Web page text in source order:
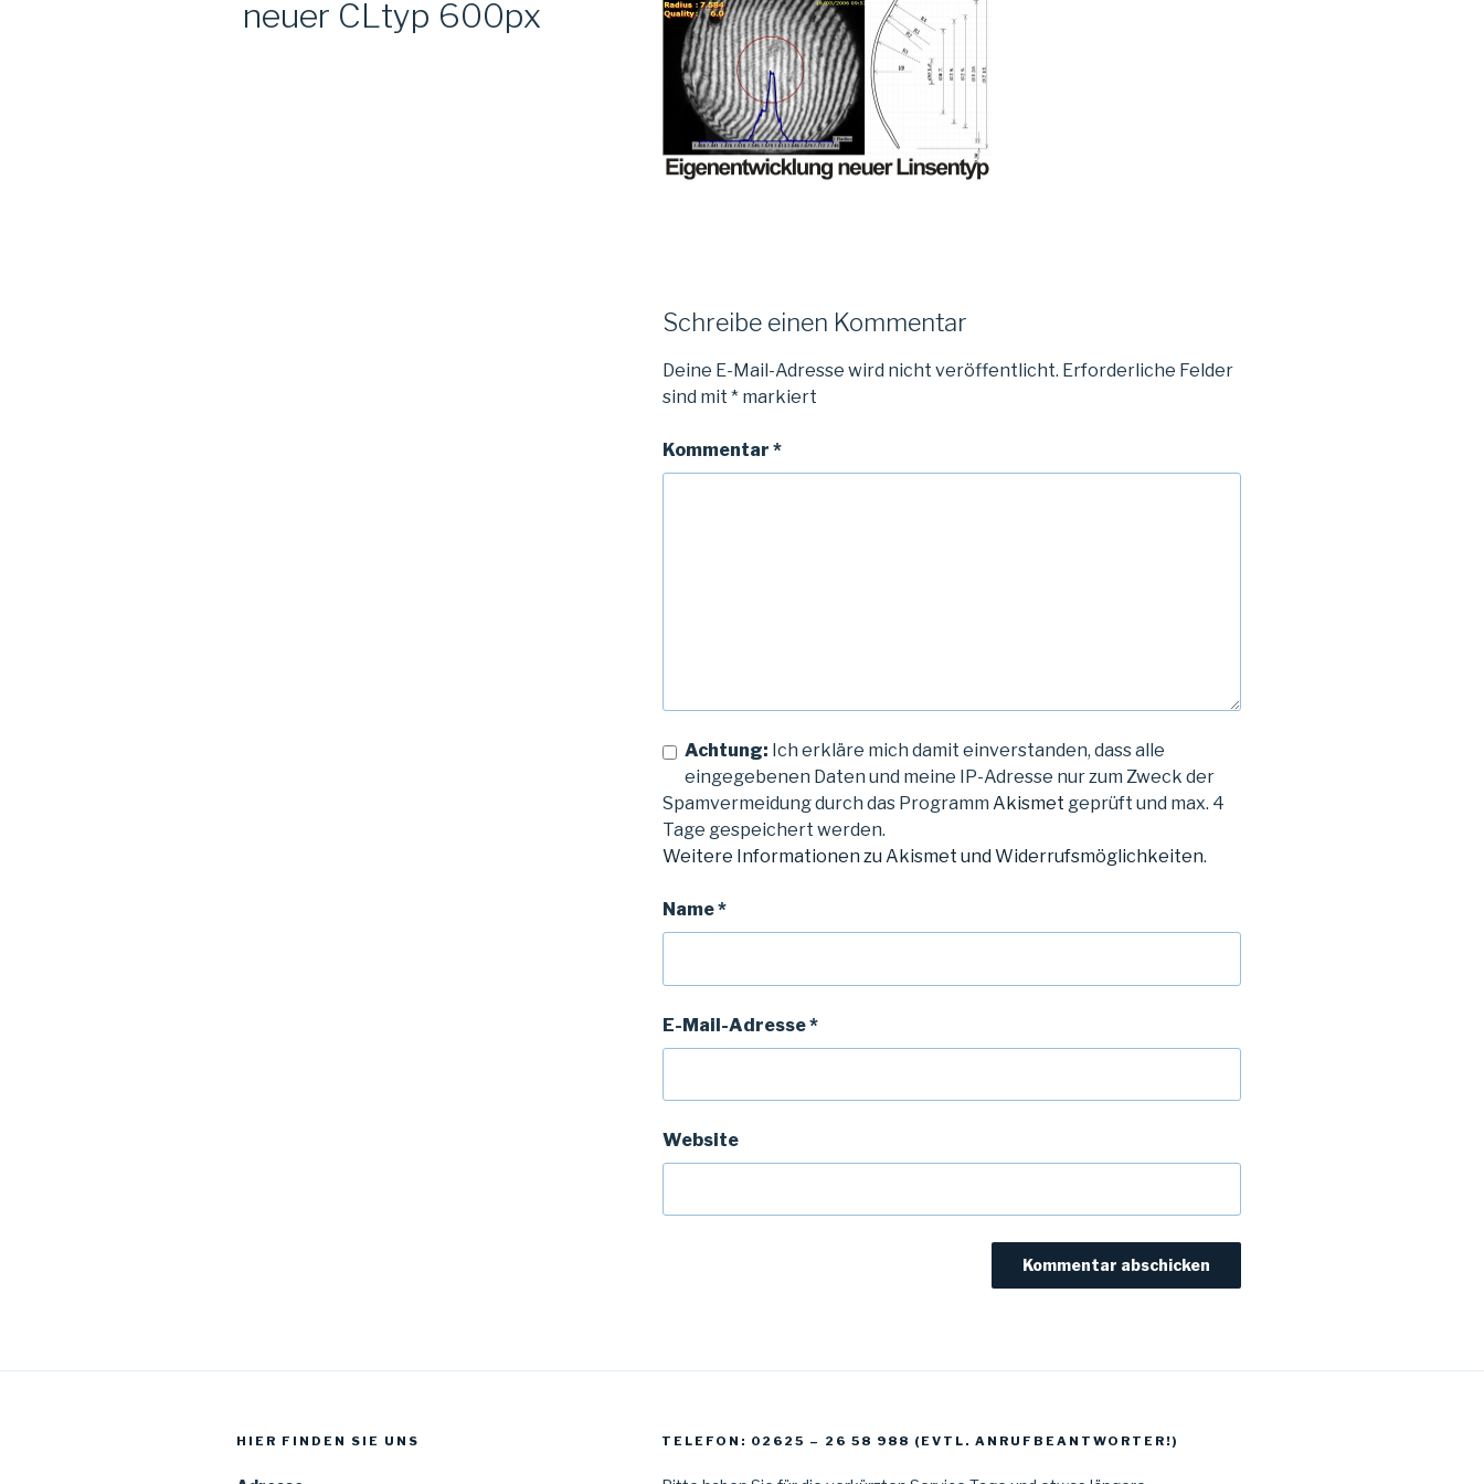
neuer CLtyp 600px
Schreibe einen Kommentar
Deine E-Mail-Adresse wird nicht veröffentlicht. Erforderliche Felder
sind mit * markiert
Kommentar *
Achtung: Ich erkläre mich damit einverstanden, dass alle
eingegebenen Daten und meine IP-Adresse nur zum Zweck der
Spamvermeidung durch das Programm Akismet geprüft und max. 4
Tage gespeichert werden.
Weitere Informationen zu Akismet und Widerrufsmöglichkeiten.
Name*
E-Mail-Adresse*
Website
HIER FINDEN SIE UNS TELEFON: 02625 – 26 58 988 (EVTL. ANRUFBEANTWORTER!)